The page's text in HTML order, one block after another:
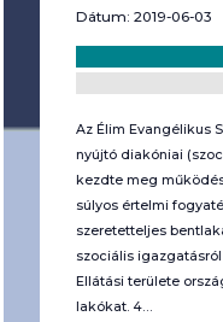
Dátum: 2019-06-03
Az Élim Evangélikus
nyújtó diakóniai
kezdte meg
súlyos értelmi
szeretetteljes
szociális
Ellátási területe
lakókat. 4…